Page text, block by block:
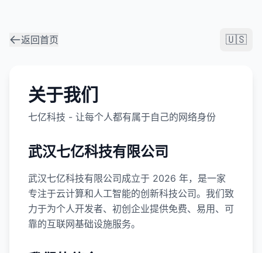
返回首页 🇺🇸
关于我们
七亿科技 - 让每个人都有属于自己的网络身份
武汉七亿科技有限公司
武汉七亿科技有限公司成立于 2026 年，是一家
专注于云计算和人工智能的创新科技公司。我们致
力于为个人开发者、初创企业提供免费、易用、可
靠的互联网基础设施服务。